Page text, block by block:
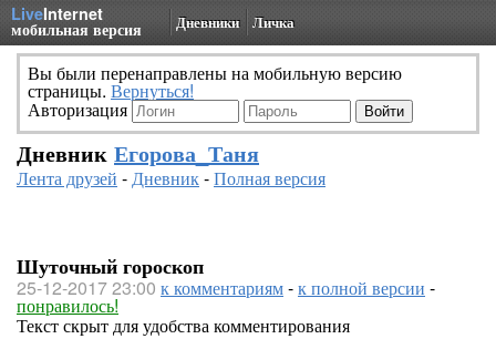
LiveInternet
мобильная версия Дневники Личка
Вы были перенаправлены на мобильную версию
страницы. Вернуться!
Авторизация
Дневник Егорова_Таня
Лента друзей -Дневник-Полная версия
Шуточный гороскоп
25-12-2017 23:00 к комментариям-к полной версии -
понравилось!
Текст скрыт для удобства комментирования